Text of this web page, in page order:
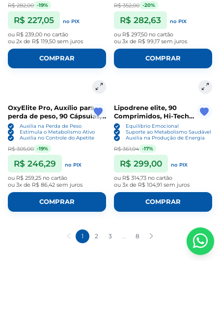
R$ 282,00 -19%
R$ 227,05 no PIX
ou R$ 239,00 no cartão
ou 2x de R$ 119,50 sem juros
COMPRAR
R$ 352,00 -20%
R$ 282,63 no PIX
ou R$ 297,50 no cartão
ou 3x de R$ 99,17 sem juros
COMPRAR
OxyElite Pro, Auxílio para
perda de peso, 90 Cápsulas,
Hi-Tech Pharma
Auxilia na Perda de Peso
Estimula o Metabolismo Ativo
Auxilia no Controle do Apetite
R$ 305,00 -19%
R$ 246,29 no PIX
ou R$ 259,25 no cartão
ou 3x de R$ 86,42 sem juros
COMPRAR
Lipodrene elite, 90
Comprimidos, Hi-Tech
PharmaEquilíbrio Emocional
Suporte ao Metabolismo Saudável
Auxilia na Produção de Energia
R$ 361,04 -17%
R$ 299,00 no PIX
ou R$ 314,73 no cartão
ou 3x de R$ 104,91 sem juros
COMPRAR
1 2 3 8